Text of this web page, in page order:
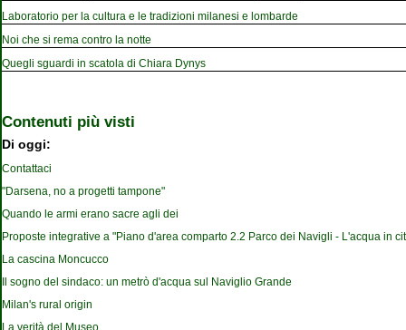
Laboratorio per la cultura e le tradizioni milanesi e lombarde
Noi che si rema contro la notte
Quegli sguardi in scatola di Chiara Dynys
Contenuti più visti
Di oggi:
Contattaci
"Darsena, no a progetti tampone"
Quando le armi erano sacre agli dei
Proposte integrative a "Piano d'area comparto 2.2 Parco dei Navigli - L'acqua in
La cascina Moncucco
Il sogno del sindaco: un metrò d'acqua sul Naviglio Grande
Milan's rural origin
La verità del Museo